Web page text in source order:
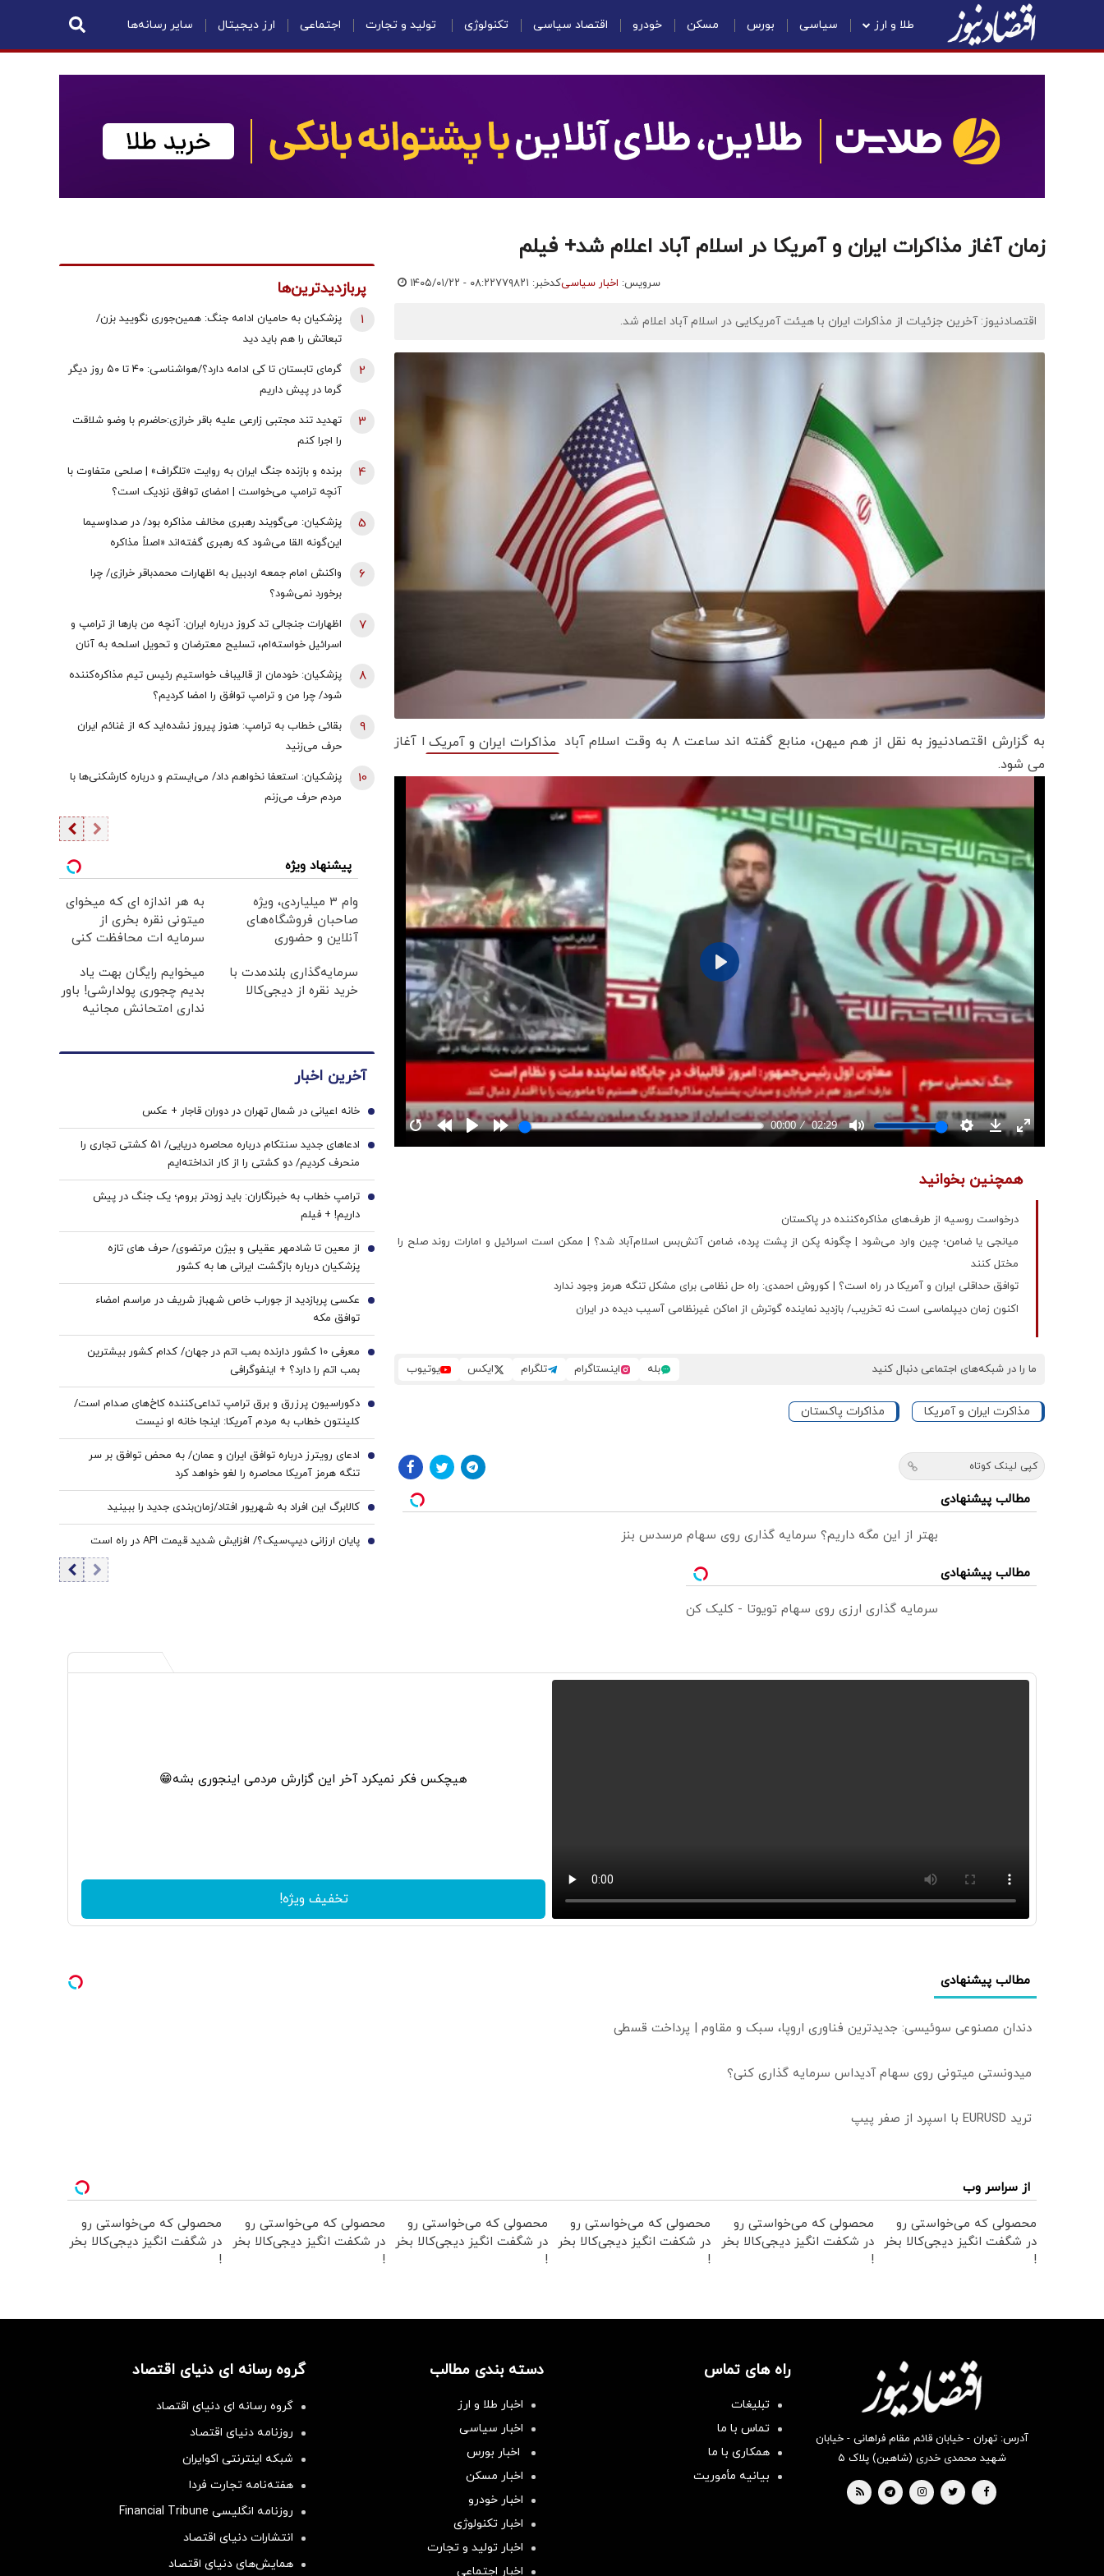
طلا و ارز سیاسی بورس مسکن خودرو اقتصاد سیاسی تکنولوژی تولید و تجارت اجتماعی ارز دیجیتال سایر رسانه‌ها
زمان آغاز مذاکرات ایران و آمریکا در اسلام آباد اعلام شد+ فیلم
سرویس: اخبار سیاسیکدخبر: ۷۷۹۸۲۱ ۱۴۰۵/۰۱/۲۲ - ۰۸:۲۲
اقتصادنیوز: آخرین جزئیات از مذاکرات ایران با هیئت آمریکایی در اسلام آباد اعلام شد.
به گزارش اقتصادنیوز به نقل از هم میهن، منابع گفته اند ساعت ۸ به وقت اسلام آباد مذاکرات ایران و آمریک ا آغاز
می شود.
همچنین بخوانید
درخواست روسیه از طرف‌های مذاکره‌کننده در پاکستان
میانجی یا ضامن؛ چین وارد می‌شود | چگونه پکن از پشت پرده، ضامن آتش‌بس اسلام‌آباد شد؟ | ممکن است اسرائیل و امارات روند صلح را
مختل کنند
توافق حداقلی ایران و آمریکا در راه است؟ | کوروش احمدی: راه حل نظامی برای مشکل تنگه هرمز وجود ندارد
اکنون زمان دیپلماسی است نه تخریب/ بازدید نماینده گوترش از اماکن غیرنظامی آسیب دیده در ایران
ما را در شبکه‌های اجتماعی دنبال کنید بله اینستاگرام تلگرام ایکس یوتیوب
مذاکرت ایران و آمریکا مذاکرات پاکستان
کپی لینک کوتاه
مطالب پیشنهادی
بهتر از این مگه داریم؟ سرمایه گذاری روی سهام مرسدس بنز
مطالب پیشنهادی
سرمایه گذاری ارزی روی سهام تویوتا - کلیک کن
پربازدیدترین‌ها
پزشکیان به حامیان ادامه جنگ: همین‌جوری نگویید بزن/
تبعاتش را هم باید دید
1
گرمای تابستان تا کی ادامه دارد؟/هواشناسی: ۴۰ تا ۵۰ روز دیگر
گرما در پیش داریم
2
تهدید تند مجتبی زارعی علیه باقر خرازی:حاضرم با وضو شلاقت
را اجرا کنم
3
برنده و بازنده جنگ ایران به روایت «تلگراف» | صلحی متفاوت با
آنچه ترامپ می‌خواست | امضای توافق نزدیک است؟
4
پزشکیان: می‌گویند رهبری مخالف مذاکره بود/ در صداوسیما
این‌گونه القا می‌شود که رهبری گفته‌اند «اصلاً مذاکره
5
واکنش امام جمعه اردبیل به اظهارات محمدباقر خرازی/ چرا
برخورد نمی‌شود؟
6
اظهارات جنجالی تد کروز درباره ایران: آنچه من بارها از ترامپ و
اسرائیل خواسته‌ام، تسلیح معترضان و تحویل اسلحه به آنان
7
پزشکیان: خودمان از قالیباف خواستیم رئیس تیم مذاکره‌کننده
شود/ چرا من و ترامپ توافق را امضا کردیم؟
8
بقائی خطاب به ترامپ: هنوز پیروز نشده‌اید که از غنائم ایران
حرف می‌زنید
9
پزشکیان: استعفا نخواهم داد/ می‌ایستم و درباره کارشکنی‌ها با
مردم حرف می‌زنم
10
پیشنهاد ویژه
وام ۳ میلیاردی، ویژه
صاحبان فروشگاه‌های
آنلاین و حضوری
به هر اندازه ای که میخوای
میتونی نقره بخری از
سرمایه ات محافظت کنی
سرمایه‌گذاری بلندمدت با
خرید نقره از دیجی‌کالا
میخوایم رایگان بهت یاد
بدیم چجوری پولدارشی! باور
نداری امتحانش مجانیه
آخرین اخبار
خانه اعیانی در شمال تهران در دوران قاجار + عکس 1
ادعاهای جدید سنتکام درباره محاصره دریایی/ ۵۱ کشتی تجاری را
منحرف کردیم/ دو کشتی را از کار انداخته‌ایم
2
ترامپ خطاب به خبرنگاران: باید زودتر بروم؛ یک جنگ در پیش
داریم! + فیلم
3
از معین تا شادمهر عقیلی و بیژن مرتضوی/ حرف های تازه
پزشکیان درباره بازگشت ایرانی ها به کشور
4
عکسی پربازدید از جوراب‌ خاص شهباز شریف در مراسم امضاء
توافق‌ مکه
5
معرفی 10 کشور دارنده بمب اتم در جهان/ کدام کشور بیشترین
بمب اتم را دارد؟ + اینفوگرافی
6
دکوراسیون پرزرق‌ و برق ترامپ تداعی‌کننده کاخ‌های صدام است/
کلینتون خطاب به مردم آمریکا: اینجا خانه او نیست
7
ادعای رویترز درباره توافق ایران و عمان/ به محض توافق بر سر
تنگه هرمز آمریکا محاصره را لغو خواهد کرد
8
کالابرگ این افراد به شهریور افتاد/زمان‌بندی جدید را ببینید 9
پایان ارزانی دیپ‌سیک؟/ افزایش شدید قیمت API در راه است 10
هیچکس فکر نمیکرد آخر این گزارش مردمی اینجوری بشه😁
تخفیف ویژه!
مطالب پیشنهادی
دندان مصنوعی سوئیسی: جدیدترین فناوری اروپا، سبک و مقاوم | پرداخت قسطی
میدونستی میتونی روی سهام آدیداس سرمایه گذاری کنی؟
ترید EURUSD با اسپرد از صفر پیپ
از سراسر وب
محصولی که می‌خواستی رو
در شگفت انگیز دیجی‌کالا بخر
!
محصولی که می‌خواستی رو
در شکفت انگیز دیجی‌کالا بخر
!
محصولی که می‌خواستی رو
در شکفت انگیز دیجی‌کالا بخر
!
محصولی که می‌خواستی رو
در شگفت انگیز دیجی‌کالا بخر
!
محصولی که می‌خواستی رو
در شکفت انگیز دیجی‌کالا بخر
!
محصولی که می‌خواستی رو
در شگفت انگیز دیجی‌کالا بخر
!
آدرس: تهران - خیابان قائم مقام فراهانی - خیابان
شهید محمدی خدری (شاهین) پلاک ۵
راه های تماس
تبلیغات
تماس با ما
همکاری با ما
بیانیه مأموریت
دسته بندی مطالب
اخبار طلا و ارز
اخبار سیاسی
اخبار بورس
اخبار مسکن
اخبار خودرو
اخبار تکنولوژی
اخبار تولید و تجارت
اخبار اجتماعی
گروه رسانه ای دنیای اقتصاد
گروه رسانه ای دنیای اقتصاد
روزنامه دنیای اقتصاد
شبکه اینترنتی اکوایران
هفته‌نامه تجارت فردا
روزنامه انگلیسی Financial Tribune
انتشارات دنیای اقتصاد
همایش‌های دنیای اقتصاد